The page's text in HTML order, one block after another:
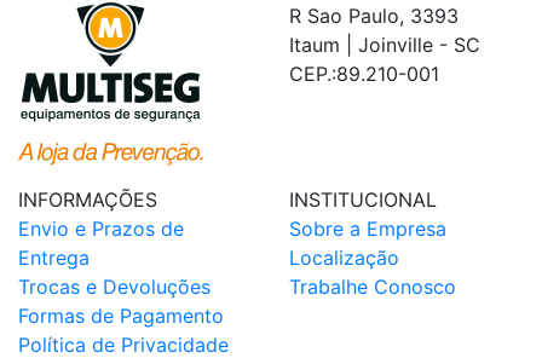
R Sao Paulo, 3393
Itaum | Joinville - SC
CEP.:89.210-001
INFORMAÇÕES
Envio e Prazos de
Entrega
Trocas e Devoluções
Formas de Pagamento
Política de Privacidade
INSTITUCIONAL
Sobre a Empresa
Localização
Trabalhe Conosco